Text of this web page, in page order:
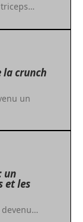
…
la crunch
un
un
et les
…